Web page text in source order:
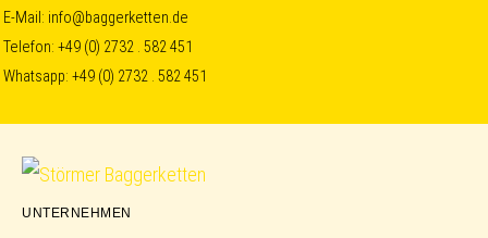
Skip
to
primary
navigation
Skip
to
content
Skip
to
E-Mail: info@baggerketten.de
Telefon:+49 (0) 2732 . 582 451
Whatsapp:+49 (0) 2732 . 582 451
Störmer
UNTERNEHMEN